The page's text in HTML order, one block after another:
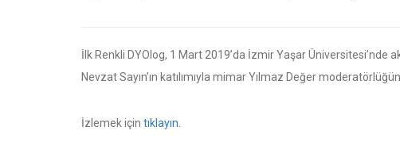
İlk Renkli DYOlog, 1 Mart 2019’da İzmir Yaşar
Nevzat Sayın’ın katılımıyla mimar Yılmaz Değer
İzlemek için tıklayın.